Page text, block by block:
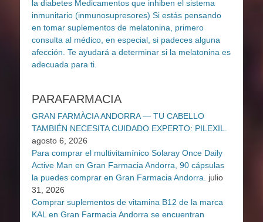
PARAFARMACIA
GRAN FARMÀCIA ANDORRA — TU CABELLO
TAMBIÉN NECESITA CUIDADO EXPERTO: PILEXIL.
agosto 6, 2026
Para comprar el multivitamínico Solaray Once Daily
Active Man en Gran Farmacia Andorra, 90 cápsulas
la puedes comprar en Gran Farmacia Andorra.
julio
31, 2026
Comprar suplementos de vitamina B12 de la marca
KAL en Gran Farmacia Andorra se encuentran